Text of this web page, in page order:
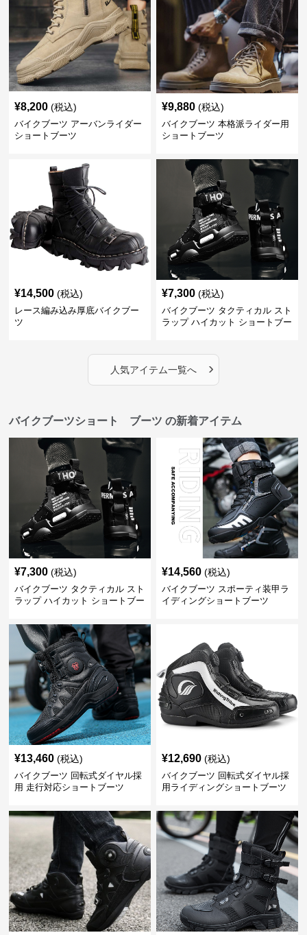
¥8,200 (税込)
バイクブーツ アーバンライダー
ショートブーツ
¥9,880 (税込)
バイクブーツ 本格派ライダー用
ショートブーツ
¥14,500 (税込)
レース編み込み厚底バイクブー
ツ
¥7,300 (税込)
バイクブーツ タクティカル スト
ラップ ハイカット ショートブー
人気アイテム一覧へ ›
バイクブーツショート ブーツ の新着アイテム
¥7,300 (税込)
バイクブーツ タクティカル スト
ラップ ハイカット ショートブー
¥14,560 (税込)
バイクブーツ スポーティ装甲ラ
イディングショートブーツ
¥13,460 (税込)
バイクブーツ 回転式ダイヤル採
用 走行対応ショートブーツ
¥12,690 (税込)
バイクブーツ 回転式ダイヤル採
用ライディングショートブーツ